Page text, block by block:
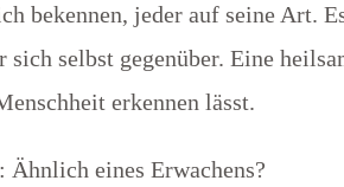
bekennen, jeder auf seine Art.
sich selbst gegenüber. Eine
erkennen lässt.
Ähnlich eines Erwachens?